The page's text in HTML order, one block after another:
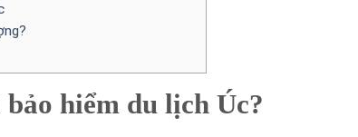
hiểm du lịch Úc?